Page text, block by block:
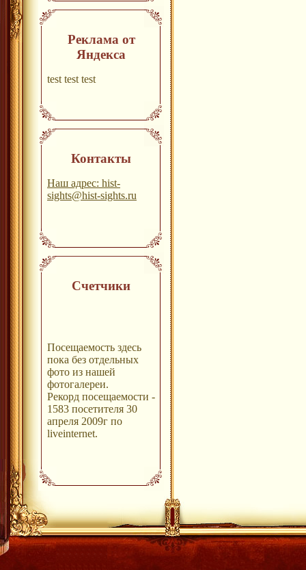
Реклама от
Яндекса
test test test
Контакты
Наш адрес: hist-
sights@hist-sights.ru
Счетчики
Посещаемость здесь
пока без отдельных
фото из нашей
фотогалереи.
Рекорд посещаемости -
1583 посетителя 30
апреля 2009г по
liveinternet.